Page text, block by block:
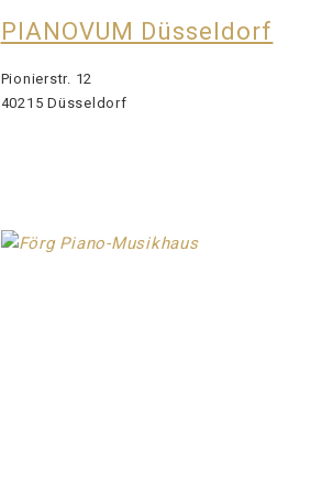
PIANOVUM Düsseldorf
Pionierstr. 12
40215 Düsseldorf